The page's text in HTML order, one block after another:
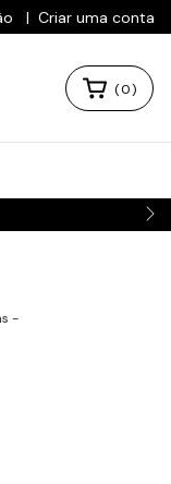
| Criar uma conta
(0)
-